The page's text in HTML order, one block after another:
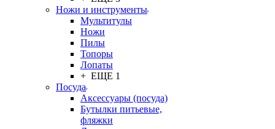
Ножи и инструменты
Мультитулы
Ножи
Пилы
Топоры
Лопаты
+ ЕЩЕ 1
Посуда
Аксессуары (посуда)
Бутылки питьевые,
фляжки